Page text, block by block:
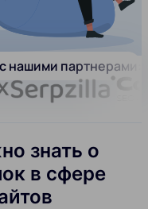
нашими партнерами:
знать о
в сфере